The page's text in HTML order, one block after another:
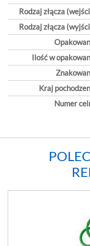
Rodzaj złącza
Rodzaj złącza
Ilość w
Kraj
Numer